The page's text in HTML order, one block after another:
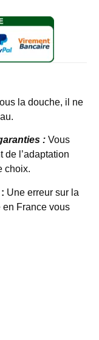
la douche, il ne
: Vous
de l’adaptation
choix.
Une erreur sur la
France vous